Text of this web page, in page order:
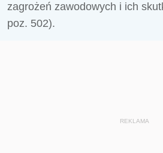
zagrożeń zawodowych i ich
poz. 502).
REKLAMA